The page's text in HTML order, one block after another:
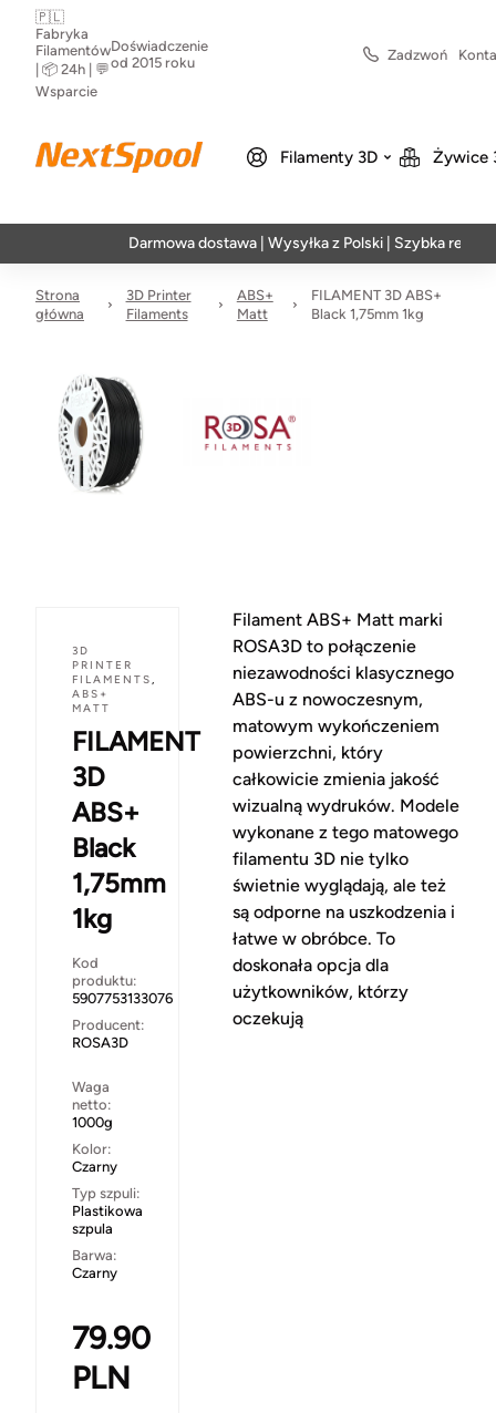
🇵🇱
Fabryka
Filamentów
| 📦 24h | 💬
Wsparcie
Doświadczenie
od 2015 roku
Zadzwoń
Filamenty 3D Żywice
Darmowa dostawa | Wysyłka z Polski | Szybka realizacja
Strona
główna
3D Printer
Filaments
ABS+
Matt
FILAMENT 3D ABS+
Black 1,75mm 1kg
3D
PRINTER
FILAMENTS,
ABS+
MATT
FILAMENT
3D
ABS+
Black
1,75mm
1kg
Kod
produktu:
5907753133076
Producent:
ROSA3D
Waga
netto:
1000g
Kolor:
Czarny
Typ szpuli:
Plastikowa
szpula
Barwa:
Czarny
79.90
PLN
Filament ABS+ Matt marki
ROSA3D to połączenie
niezawodności klasycznego
ABS-u z nowoczesnym,
matowym wykończeniem
powierzchni, który
całkowicie zmienia jakość
wizualną wydruków. Modele
wykonane z tego matowego
filamentu 3D nie tylko
świetnie wyglądają, ale też
są odporne na uszkodzenia i
łatwe w obróbce. To
doskonała opcja dla
użytkowników, którzy
oczekują